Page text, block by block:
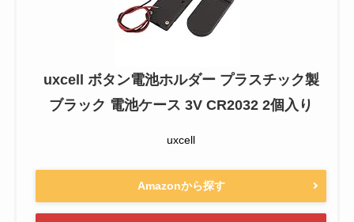
uxcell ボタン電池ホルダー プラスチック製
ブラック 電池ケース 3V CR2032 2個入り
uxcell
Amazonから探す